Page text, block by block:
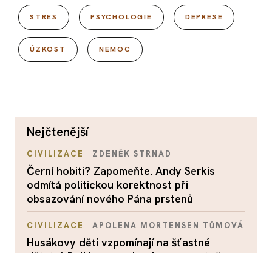
STRES PSYCHOLOGIE DEPRESE
ÚZKOST NEMOC
nejčtenější
CIVILIZACE ZDENĚK STRNAD
Černí hobiti? Zapomeňte. Andy Serkis
odmítá politickou korektnost při
obsazování nového Pána prstenů
CIVILIZACE APOLENA MORTENSEN TŮMOVÁ
Husákovy děti vzpomínají na šťastné